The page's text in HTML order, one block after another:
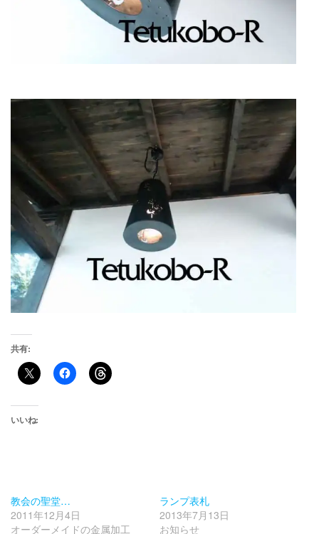
共有:
いいね:
教会の聖堂…
2011年12月4日
オーダーメイドの金属加工
ランプ表札
2013年7月13日
お知らせ